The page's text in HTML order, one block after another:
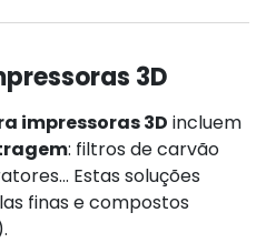
3D
impressoras 3D incluem
: filtros de carvão
Estas soluções
finas e compostos